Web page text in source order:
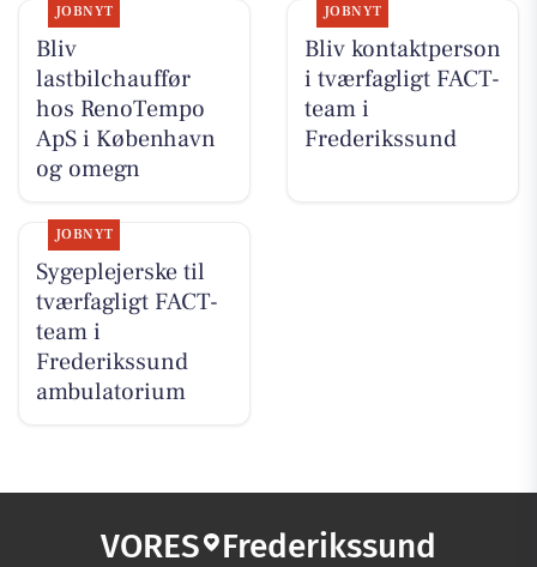
JOBNYT
Bliv
lastbilchauffør
hos RenoTempo
ApS i København
og omegn
JOBNYT
Bliv kontaktperson
i tværfagligt FACT-
team i
Frederikssund
JOBNYT
Sygeplejerske til
tværfagligt FACT-
team i
Frederikssund
ambulatorium
VORES Frederikssund